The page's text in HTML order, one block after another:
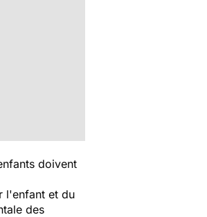
doivent
l'enfant et du
des